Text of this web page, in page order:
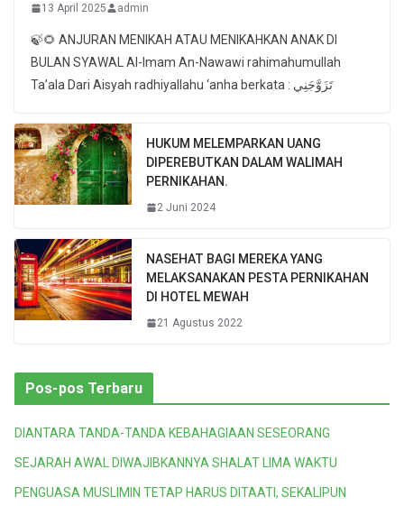
13 April 2025 admin
🍃🌻 ANJURAN MENIKAH ATAU MENIKAHKAN ANAK DI
BULAN SYAWAL Al-Imam An-Nawawi rahimahumullah
Ta’ala Dari Aisyah radhiyallahu ‘anha berkata : تَزَوَّجَنِي
HUKUM MELEMPARKAN UANG
DIPEREBUTKAN DALAM WALIMAH
PERNIKAHAN.
2 Juni 2024
NASEHAT BAGI MEREKA YANG
MELAKSANAKAN PESTA PERNIKAHAN
DI HOTEL MEWAH
21 Agustus 2022
Pos-pos Terbaru
DIANTARA TANDA-TANDA KEBAHAGIAAN SESEORANG
SEJARAH AWAL DIWAJIBKANNYA SHALAT LIMA WAKTU
PENGUASA MUSLIMIN TETAP HARUS DITAATI, SEKALIPUN